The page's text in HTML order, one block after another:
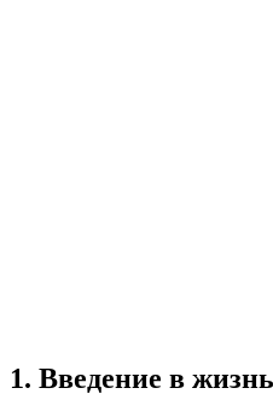
1. Введение в